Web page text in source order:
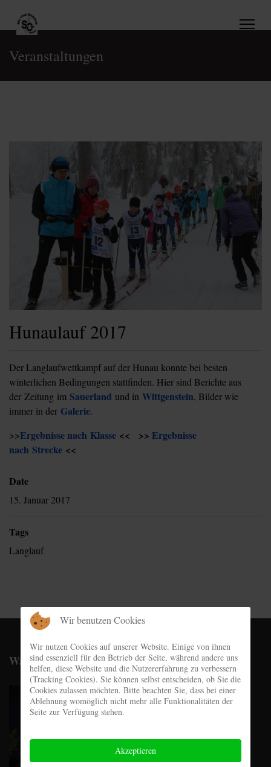
Veranstaltungen
Hunaulauf 2017
Der Langlaufwettkampf auf der Hunau konnte bei besten
winterlichen Bedingungen stattfinden. Hier sind Berichte aus
der Zeitung im Sauerland und in Wittgenstein, Bilder wie
immer in der Galerie.
>>Ergebnisse nach Klasse << >> Ergebnisse
nach Strecke <<
Date
15. Januar 2017
Tags
Langlauf
Wachshütte
Wir benutzen Cookies
Wir nutzen Cookies auf unserer Website. Einige von ihnen
sind essenziell für den Betrieb der Seite, während andere uns
helfen, diese Website und die Nutzererfahrung zu verbessern
(Tracking Cookies). Sie können selbst entscheiden, ob Sie die
Cookies zulassen möchten. Bitte beachten Sie, dass bei einer
Ablehnung womöglich nicht mehr alle Funktionalitäten der
Seite zur Verfügung stehen.
Akzeptieren